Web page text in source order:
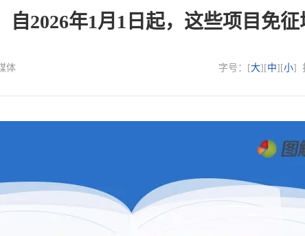
自2026年1月1日起，这些项目免
体 字号：[大][中][小]